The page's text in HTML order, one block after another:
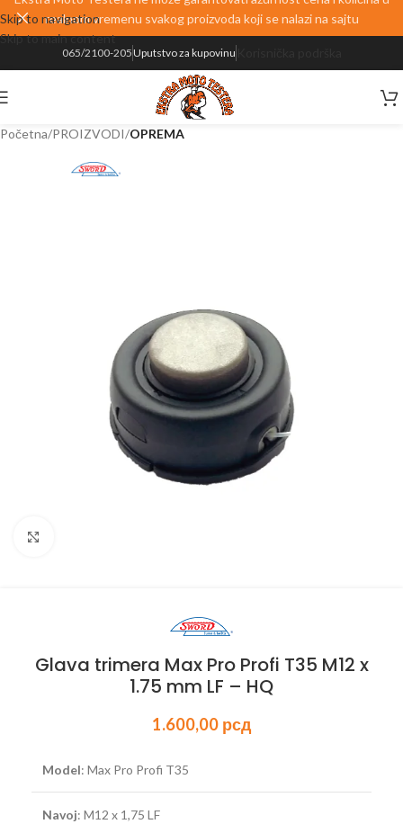
Skip to navigation
Skip to main content
realnom vremenu svakog proizvoda koji se nalazi na sajtu
065/2100-205Uputstvo za kupovinu
Početna PROIZVODI OPREMA
Glava trimera Max Pro Profi T35 M12 x
1.75 mm LF – HQ
1.600,00 рсд
Model: Max Pro Profi T35
Navoj: M12 x 1,75 LF